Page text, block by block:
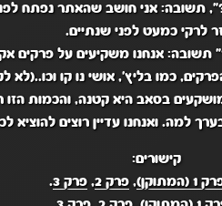
תשובה:
לרקי כמעט לפני שנתיים.
תשובה: אנחנו משקיעים על פרקים
בסאב היא קטנה, והכמות הזו רק
למה. ואנחנו עדיין רוצים להוציא
קישורים:
1 (המתוקן) , פרק 2 , פרק 3
.